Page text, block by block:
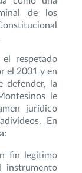
de los
respetado
el 2001 y en
defender, la
le
jurídico
En
fin legítimo